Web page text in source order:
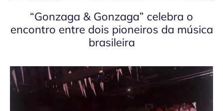
“Gonzaga & Gonzaga” celebra o
encontro entre dois pioneiros da música
brasileira